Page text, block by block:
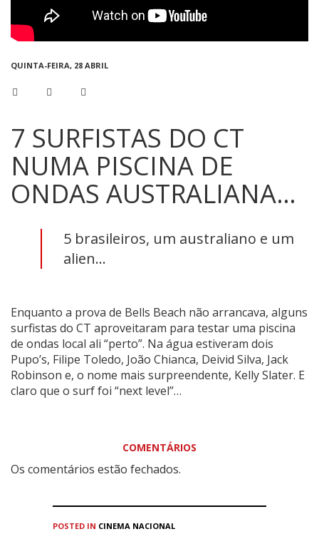
QUINTA-FEIRA, 28 ABRIL
7 SURFISTAS DO CT
NUMA PISCINA DE
ONDAS AUSTRALIANA…
5 brasileiros, um australiano e um
alien...
Enquanto a prova de Bells Beach não arrancava, alguns
surfistas do CT aproveitaram para testar uma piscina
de ondas local ali “perto”. Na água estiveram dois
Pupo’s, Filipe Toledo, João Chianca, Deivid Silva, Jack
Robinson e, o nome mais surpreendente, Kelly Slater. E
claro que o surf foi “next level”…
COMENTÁRIOS
Os comentários estão fechados.
POSTED IN CINEMA NACIONAL